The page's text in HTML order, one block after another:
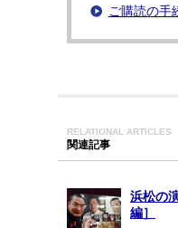
ご購読の手
RELATIONAL ARTICLES
関連記事
浜松の
編］